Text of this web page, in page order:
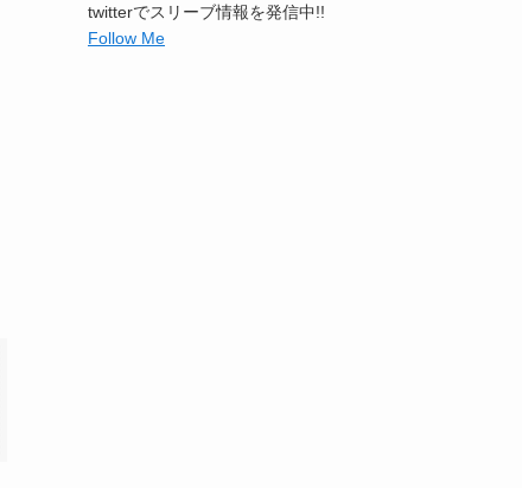
twitterでスリーブ情報を発信中!!
Follow Me